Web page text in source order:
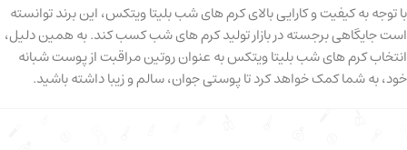
با توجه به کیفیت و کارایی بالای کرم های شب بلیتا ویتکس، این برند توانسته
است جایگاهی برجسته در بازار تولید کرم های شب کسب کند. به همین دلیل،
انتخاب کرم های شب بلیتا ویتکس به عنوان روتین مراقبت از پوست شبانه
خود، به شما کمک خواهد کرد تا پوستی جوان، سالم و زیبا داشته باشید.